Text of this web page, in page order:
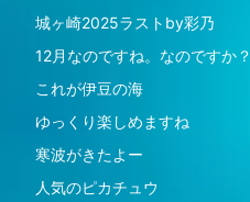
城ヶ崎2025ラストby彩乃
12月なのですね。なのですか？
これが伊豆の海
ゆっくり楽しめますね
寒波がきたよー
人気のピカチュウ